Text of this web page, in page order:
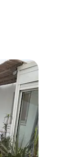
: 4,89 sur 5